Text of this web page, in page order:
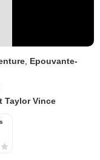
Epouvante-
Taylor Vince